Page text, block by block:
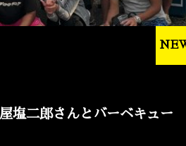
塩二郎さんとバーベキュー